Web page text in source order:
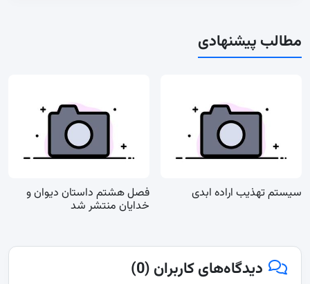
مطالب پیشنهادی
سیستم تهذیب اراده ابدی فصل هشتم داستان دیوان و
خدایان منتشر شد
دیدگاه‌های کاربران (0)